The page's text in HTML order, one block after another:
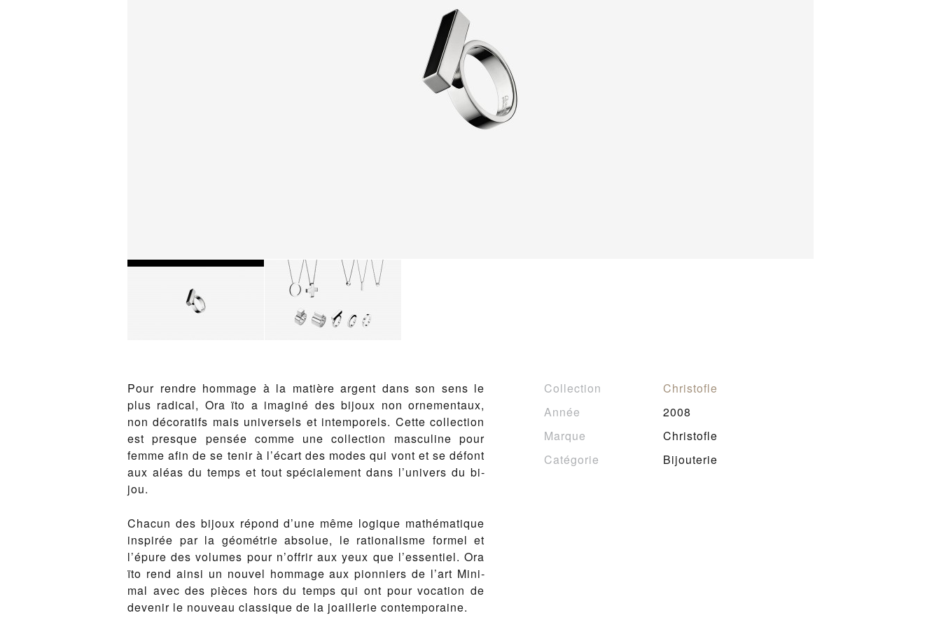
Pour ren­dre hom­mage à la matière ar­gent dans son sens le
plus rad­i­cal, Ora ïto a imag­iné des bi­joux non orne­men­taux,
non dé­co­ratifs mais uni­versels et in­tem­porels. Cette col­lec­tion
est presque pen­sée comme une col­lec­tion mas­cu­line pour
femme afin de se tenir à l’écart des modes qui vont et se dé­font
aux aléas du temps et tout spé­ciale­ment dans l’univers du bi­
jou.
Cha­cun des bi­joux répond d’une même logique math­é­ma­tique
in­spirée par la géométrie ab­solue, le ra­tio­n­al­isme formel et
l’épure des vol­umes pour n’of­frir aux yeux que l’es­sen­tiel. Ora
ïto rend ain­si un nou­v­el hom­mage aux pi­on­niers de l’art Min­i­
mal avec des pièces hors du temps qui ont pour vo­ca­tion de
de­venir le nou­veau clas­sique de la joail­lerie con­tem­po­raine.
Collection
Christofle
Année
2008
Marque
Christofle
Catégorie
Bijouterie